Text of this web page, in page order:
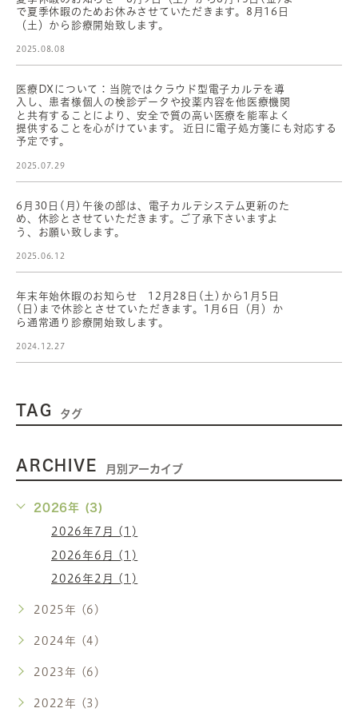
で夏季休暇のためお休みさせていただきます。8月16日
（土）から診療開始致します。
2025.08.08
医療DXについて：当院ではクラウド型電子カルテを導
入し、患者様個人の検診データや投薬内容を他医療機関
と共有することにより、安全で質の高い医療を能率よく
提供することを心がけています。 近日に電子処方箋にも対応する
予定です。
2025.07.29
6月30日(月)午後の部は、電子カルテシステム更新のた
め、休診とさせていただきます。ご了承下さいますよ
う、お願い致します。
2025.06.12
年末年始休暇のお知らせ 12月28日(土)から1月5日
(日)まで休診とさせていただきます。1月6日（月）か
ら通常通り診療開始致します。
2024.12.27
TAG タグ
ARCHIVE 月別アーカイブ
2026年 (3)
2026年7月 (1)
2026年6月 (1)
2026年2月 (1)
2025年 (6)
2024年 (4)
2023年 (6)
2022年 (3)